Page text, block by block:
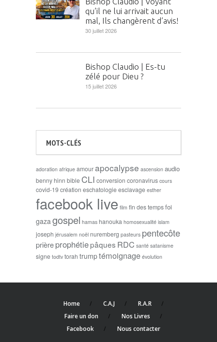
qu’il ne lui arrivait aucun
mal, Ils changèrent d’avis!
30 juillet 2026
Bishop Claudio | Es-tu
zélé pour Dieu ?
15 juillet 2026
MOTS-CLÉS
adoration afrique amourapocalypse ascension audio
benny hinn bible CLI conversion coronavirus cours
covid-19création eschatologieesclavage esther
facebook live film fin des tempsfoi
gaza gospel hamas hanouka homosexualité islam
joseph jérusalem noël nuremberg pasteurs pentecôte
prièreprophétiepâques RDC santé satanisme
signe todtv torah trumptémoignage évolution
Home C.A.J
R.A.R
Faire un don
Nos Livres
Facebook
Nous contacter